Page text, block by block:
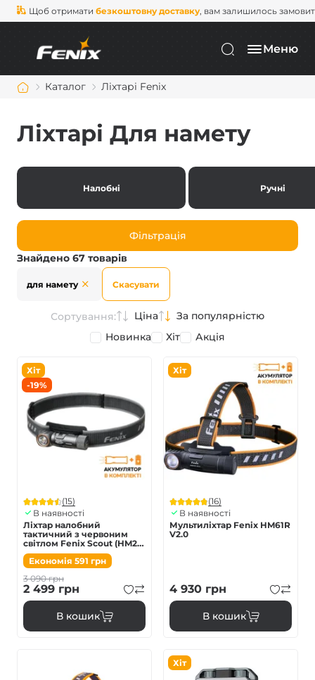
Щоб отримати безкоштовну доставку, вам залишилось
Меню
Каталог Ліхтарі Fenix
Ліхтарі Для намету
Налобні Ручні
Фільтрація
Знайдено 67 товарів
для намету Скасувати
Сортування: Ціна
За популярністю
Новинка
Хіт Акція
Хіт
-19%
(15)
В наявності
Ліхтар налобний
тактичний з червоним
світлом Fenix Scout (HM23
V2.0) | Лімітована серія
Економія 591 грн
3 090грн
2 499 грн
В кошик
Хіт
(16)
В наявності
Мультиліхтар Fenix HM61R
V2.0
4 930 грн
В кошик
Хіт